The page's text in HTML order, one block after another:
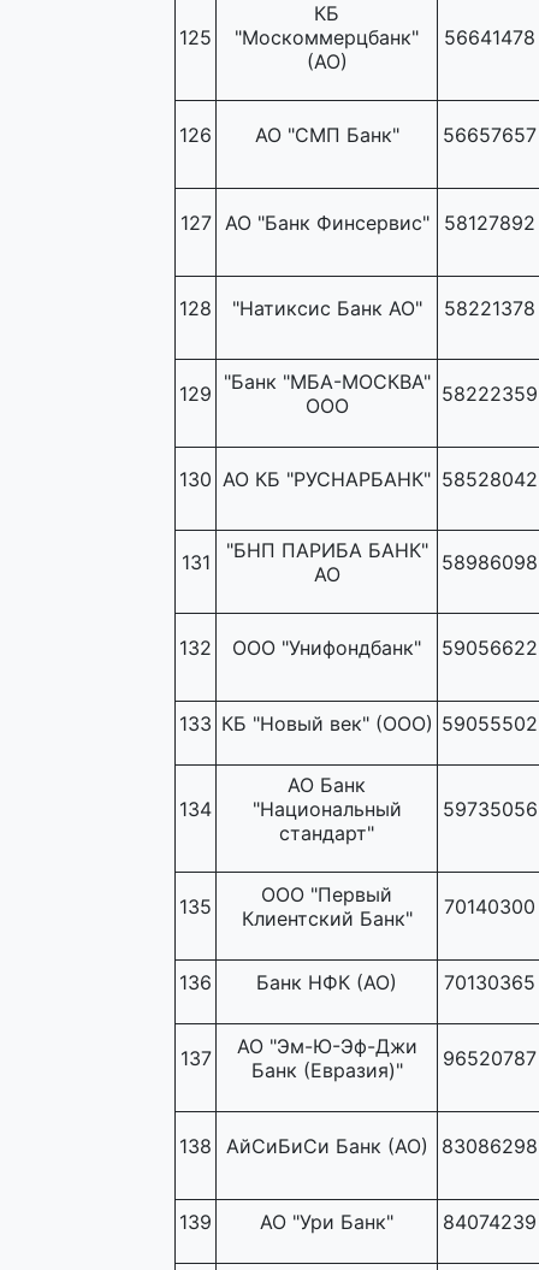
125
КБ
"Москоммерцбанк"
(АО)
56641478
126 АО "СМП Банк" 56657657
127 АО "Банк Финсервис" 58127892
128 "Натиксис Банк АО" 58221378
129 "Банк "МБА-МОСКВА"
ООО
58222359
130 АО КБ "РУСНАРБАНК" 58528042
131
"БНП ПАРИБА БАНК"
АО
58986098
132 ООО "Унифондбанк" 59056622
133 КБ "Новый век" (ООО) 59055502
134
АО Банк
"Национальный
стандарт"
59735056
135
ООО "Первый
Клиентский Банк"
70140300
136 Банк НФК (АО) 70130365
137
АО "Эм-Ю-Эф-Джи
Банк (Евразия)"
96520787
138 АйСиБиСи Банк (АО) 83086298
139 АО "Ури Банк" 84074239